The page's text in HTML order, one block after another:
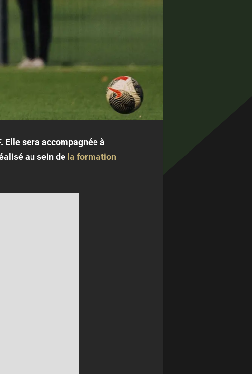
Elle sera accompagnée à
au sein de la formation